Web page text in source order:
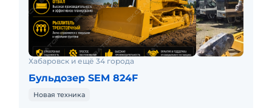
Хабаровск и ещё 34 города
Бульдозер SEM 824F
Новая техника